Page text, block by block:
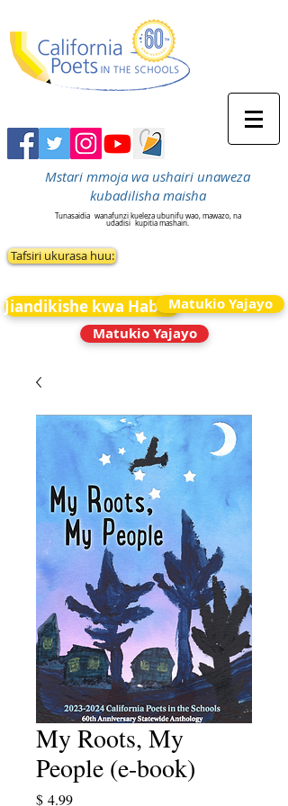
Mstari mmoja wa ushairi unaweza
kubadilisha maisha
Tunasaidia wanafunzi kueleza ubunifu wao, mawazo, na
udadisi kupitia mashairi.
Tafsiri ukurasa huu:
Jiandikishe kwa HabariMatukio Yajayo
Matukio Yajayo
My Roots, My
People (e-book)
$ 4.99Price